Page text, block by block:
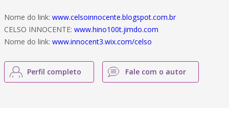
Nome do link: www.celsoinnocente.blogspot.com.br
CELSO INNOCENTE: www.hino100t.jimdo.com
Nome do link: www.innocent3.wix.com/celso
Perfil completo Fale com o autor